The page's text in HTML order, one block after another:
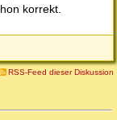
korrekt.
RSS-Feed dieser Diskussion